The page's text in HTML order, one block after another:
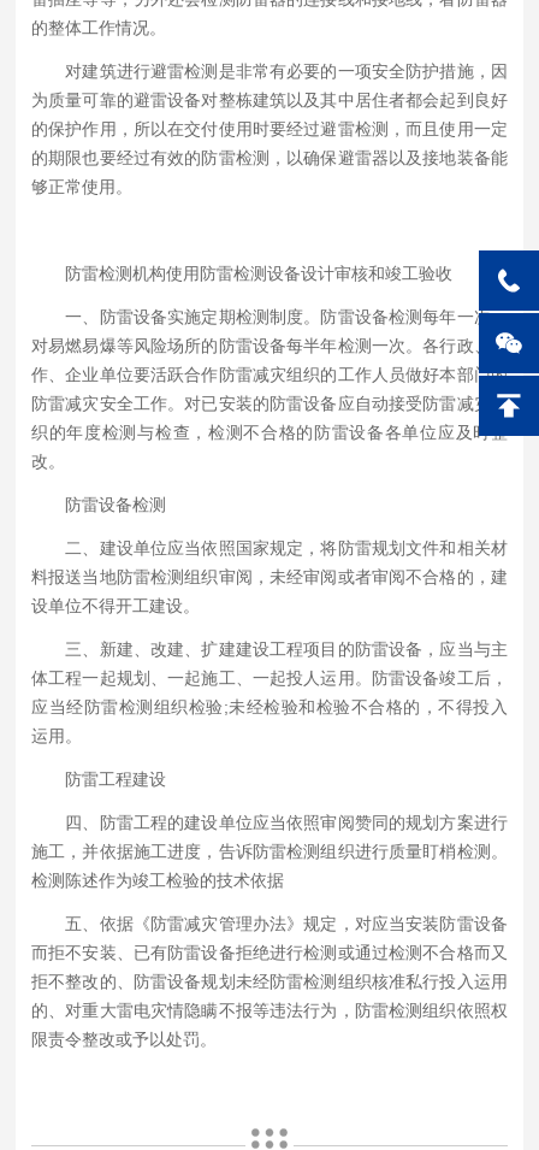
的整体工作情况。
对建筑进行避雷检测是非常有必要的一项安全防护措施，因
为质量可靠的避雷设备对整栋建筑以及其中居住者都会起到良好
的保护作用，所以在交付使用时要经过避雷检测，而且使用一定
的期限也要经过有效的防雷检测，以确保避雷器以及接地装备能
够正常使用。
防雷检测机构使用防雷检测设备设计审核和竣工验收
一、防雷设备实施定期检测制度。防雷设备检测每年一次，
对易燃易爆等风险场所的防雷设备每半年检测一次。各行政、工
作、企业单位要活跃合作防雷减灾组织的工作人员做好本部门的
防雷减灾安全工作。对已安装的防雷设备应自动接受防雷减灾组
织的年度检测与检查，检测不合格的防雷设备各单位应及时整
改。
防雷设备检测
二、建设单位应当依照国家规定，将防雷规划文件和相关材
料报送当地防雷检测组织审阅，未经审阅或者审阅不合格的，建
设单位不得开工建设。
三、新建、改建、扩建建设工程项目的防雷设备，应当与主
体工程一起规划、一起施工、一起投人运用。防雷设备竣工后，
应当经防雷检测组织检验;未经检验和检验不合格的，不得投入
运用。
防雷工程建设
四、防雷工程的建设单位应当依照审阅赞同的规划方案进行
施工，并依据施工进度，告诉防雷检测组织进行质量盯梢检测。
检测陈述作为竣工检验的技术依据
五、依据《防雷减灾管理办法》规定，对应当安装防雷设备
而拒不安装、已有防雷设备拒绝进行检测或通过检测不合格而又
拒不整改的、防雷设备规划未经防雷检测组织核准私行投入运用
的、对重大雷电灾情隐瞒不报等违法行为，防雷检测组织依照权
限责令整改或予以处罚。